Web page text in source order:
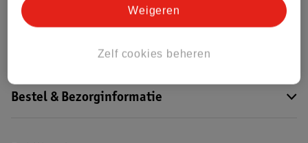
Dit product heeft (nog) geen Nature
Impact Score.
Bestel & Bezorginformatie
Zelf cookies beheren
Weigeren